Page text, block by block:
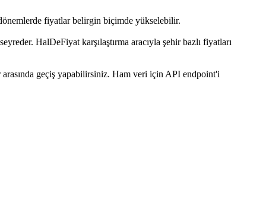
fiyatlar belirgin biçimde yükselebilir.
HalDeFiyat karşılaştırma aracıyla şehir bazlı fiyatları
geçiş yapabilirsiniz. Ham veri için API endpoint'i